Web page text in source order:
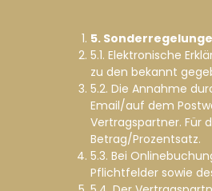
5.
5.1. Elektronische
zu den bekannt
5.2. Die Annahme
Email/auf dem
Vertragspartner. Für
Betrag/Prozentsatz.
5.3. Bei
Pflichtfelder sowie